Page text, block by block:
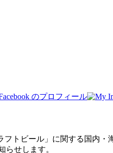
フトビール」に関する国内
らせします。